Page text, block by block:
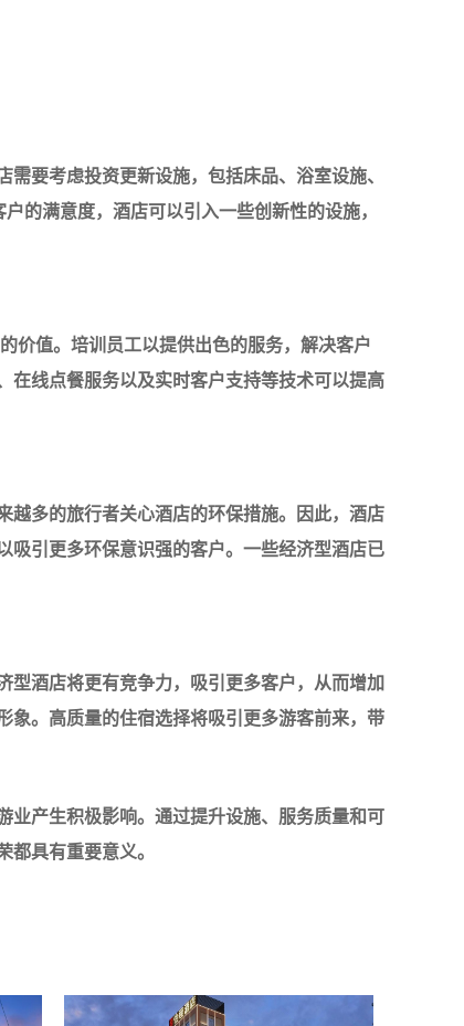
要考虑投资更新设施，包括床品、浴室设施、
的满意度，酒店可以引入一些创新性的设施，
价值。培训员工以提供出色的服务，解决客户
在线点餐服务以及实时客户支持等技术可以提高
越多的旅行者关心酒店的环保措施。因此，酒店
吸引更多环保意识强的客户。一些经济型酒店已
酒店将更有竞争力，吸引更多客户，从而增加
象。高质量的住宿选择将吸引更多游客前来，带
业产生积极影响。通过提升设施、服务质量和可
具有重要意义。‍